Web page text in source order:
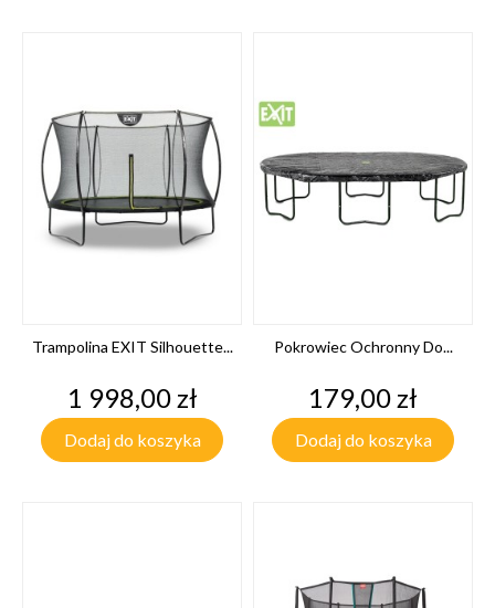
Trampolina EXIT Silhouette...
Cena
1 998,00 zł
Dodaj do koszyka
Pokrowiec Ochronny Do...
Cena
179,00 zł
Dodaj do koszyka